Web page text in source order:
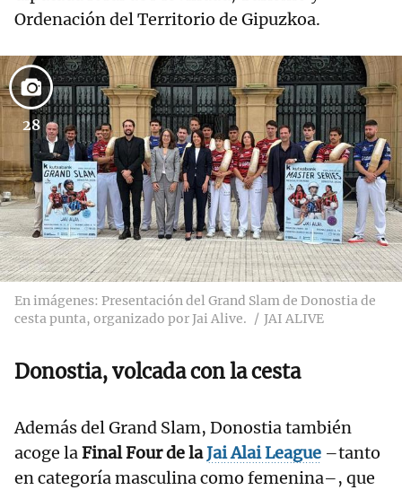
Ordenación del Territorio de Gipuzkoa.
28
En imágenes: Presentación del Grand Slam de Donostia de
cesta punta, organizado por Jai Alive.
JAI ALIVE
Donostia, volcada con la cesta
Además del Grand Slam, Donostia también
acoge laFinal Four de laJai Alai League –tanto
en categoría masculina como femenina–, que